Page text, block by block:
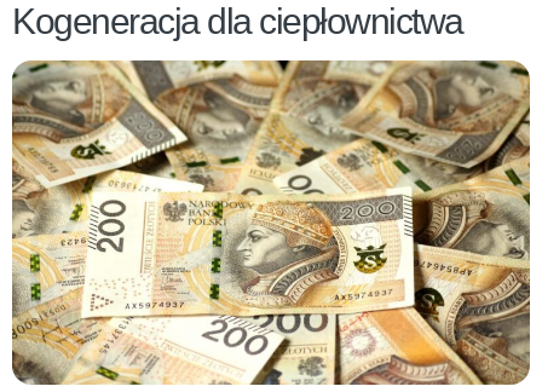
Kogeneracja dla ciepłownictwa